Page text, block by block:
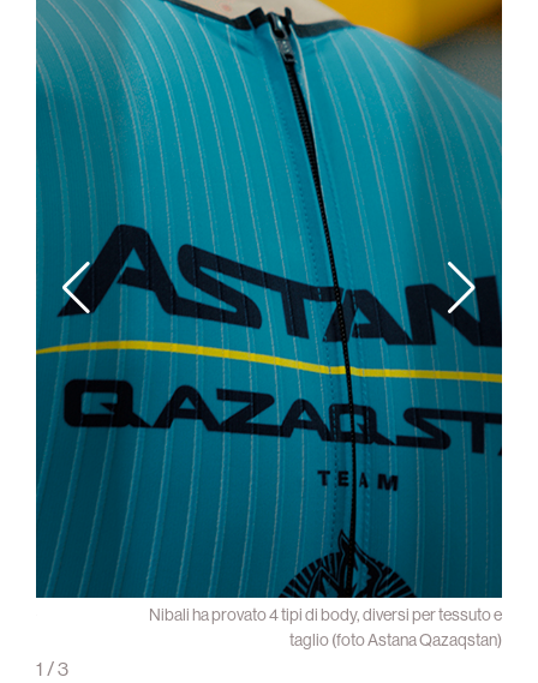
Nibali ha provato 4 tipi di body, diversi per tessuto e
taglio (foto Astana Qazaqstan)
1 /3